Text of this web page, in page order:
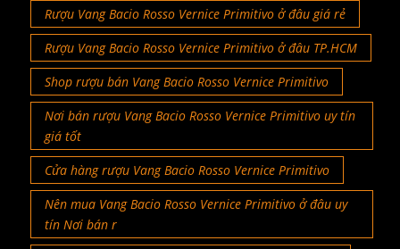
Rượu Vang Bacio Rosso Vernice Primitivo ở đâu giá rẻ
Rượu Vang Bacio Rosso Vernice Primitivo ở đâu TP.HCM
Shop rượu bán Vang Bacio Rosso Vernice Primitivo
Nơi bán rượu Vang Bacio Rosso Vernice Primitivo uy tín
giá tốt
Cửa hàng rượu Vang Bacio Rosso Vernice Primitivo
Nên mua Vang Bacio Rosso Vernice Primitivo ở đâu uy
tín Nơi bán r